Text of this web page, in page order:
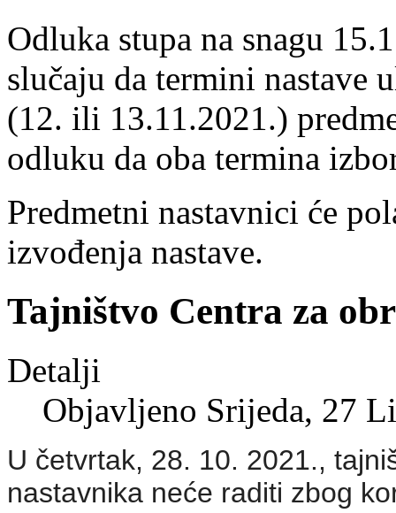
Odluka stupa na snagu
slučaju da termini nastave
(12. ili 13.11.2021.)
odluku da oba termina
Predmetni nastavnici će
izvođenja nastave.
Tajništvo Centra za
Detalji
Objavljeno Srijeda, 27
U četvrtak, 28. 10. 2021.,
nastavnika neće raditi zbog